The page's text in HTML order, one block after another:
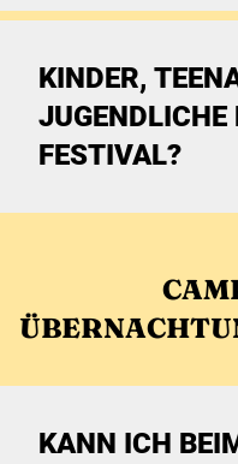
KINDER,
FESTIVAL?
KANN ICH